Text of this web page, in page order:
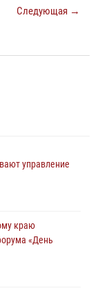
Следующая →
управление
краю
«День